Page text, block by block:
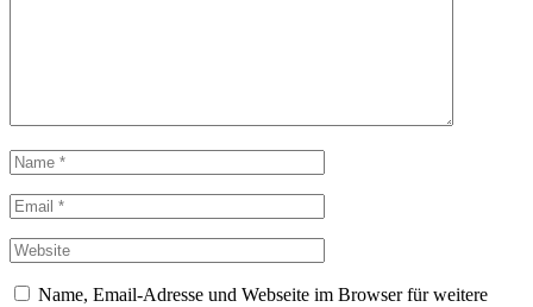
Name, Email-Adresse und Webseite im Browser für weitere